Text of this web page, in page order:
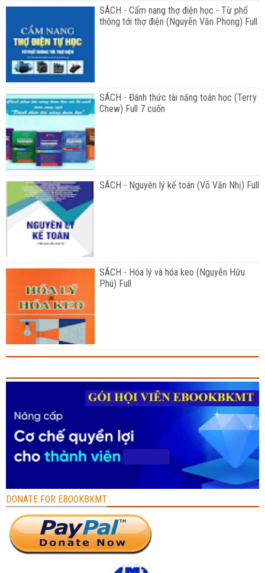
SÁCH - Cẩm nang thợ điện học - Từ phổ
thông tới thợ điện (Nguyễn Văn Phong) Full
SÁCH - Đánh thức tài năng toán học (Terry
Chew) Full 7 cuốn
SÁCH - Nguyên lý kế toán (Võ Văn Nhị) Full
SÁCH - Hóa lý và hóa keo (Nguyễn Hữu
Phú) Full
DONATE FOR EBOOKBKMT